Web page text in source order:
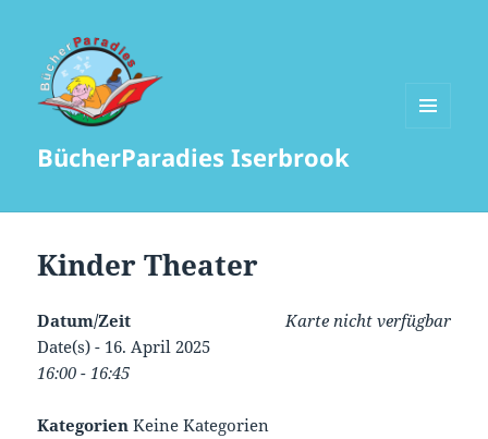
BücherParadies Iserbrook
Kinder Theater
Karte nicht verfügbar
Datum/Zeit
Date(s) - 16. April 2025
16:00 - 16:45
Kategorien Keine Kategorien